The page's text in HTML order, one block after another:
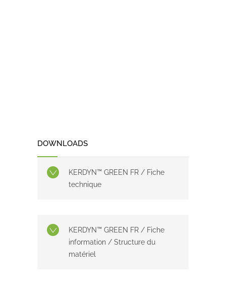
DOWNLOADS
KERDYN™ GREEN FR / Fiche
technique
KERDYN™ GREEN FR / Fiche
information / Structure du
matériel